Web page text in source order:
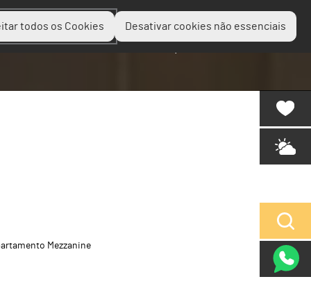
todos os Cookies Desativar cookies não essenciais
Planear Descobrir
Mezzanine